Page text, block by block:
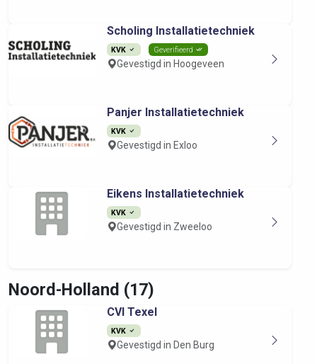
Scholing Installatietechniek
KVK Geverifieerd
Gevestigd in Hoogeveen
Panjer Installatietechniek
KVK
Gevestigd in Exloo
Eikens Installatietechniek
KVK
Gevestigd in Zweeloo
Noord-Holland (17)
CVI Texel
KVK
Gevestigd in Den Burg